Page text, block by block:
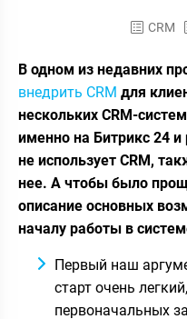
CRM
В одном из недавних
внедрить CRM для
нескольких CRM-
именно на Битрикс 24
не использует CRM,
нее. А чтобы было
описание основных
началу работы в
Первый наш
старт очень
первоначальных